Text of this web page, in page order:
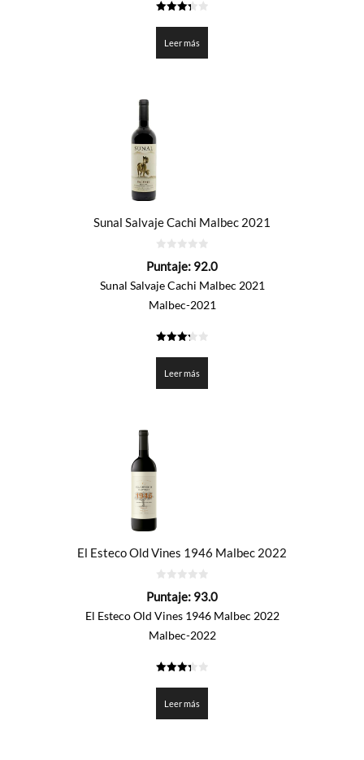
Leer más
Sunal Salvaje Cachi Malbec 2021
de
Puntaje: 92.0
Sunal Salvaje Cachi Malbec 2021
Malbec-2021
de 5
Leer más
El Esteco Old Vines 1946 Malbec 2022
de
Puntaje: 93.0
El Esteco Old Vines 1946 Malbec 2022
Malbec-2022
de 5
Leer más